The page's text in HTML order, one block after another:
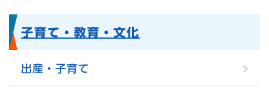
子育て・教育・文化
出産・子育て